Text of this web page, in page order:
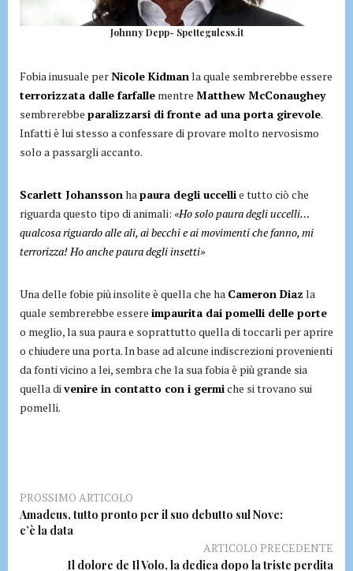
Johnny Depp- Spetteguless.it
Fobia inusuale perNicole Kidman la quale sembrerebbe essere
terrorizzata dalle farfalle mentre Matthew McConaughey
sembrerebbe paralizzarsi di fronte ad una porta girevole.
Infatti è lui stesso a confessare di provare molto nervosismo
solo a passargli accanto.
Scarlett Johansson ha paura degli uccellie tutto ciò che
riguarda questo tipo di animali: «Ho solo paura degli uccelli…
qualcosa riguardo alle ali, ai becchi e ai movimenti che fanno, mi
terrorizza! Ho anche paura degli insetti»
Una delle fobie più insolite è quella che ha Cameron Diaz la
quale sembrerebbe essere impaurita dai pomelli delle porte
o meglio, la sua paura e soprattutto quella di toccarli per aprire
o chiudere una porta. In base ad alcune indiscrezioni provenienti
da fonti vicino a lei, sembra che la sua fobia è più grande sia
quella di venire in contatto con i germiche si trovano sui
pomelli.
PROSSIMO ARTICOLO
Amadeus, tutto pronto per il suo debutto sul Nove:
c’è la data
ARTICOLO PRECEDENTE
Il dolore de Il Volo, la dedica dopo la triste perdita